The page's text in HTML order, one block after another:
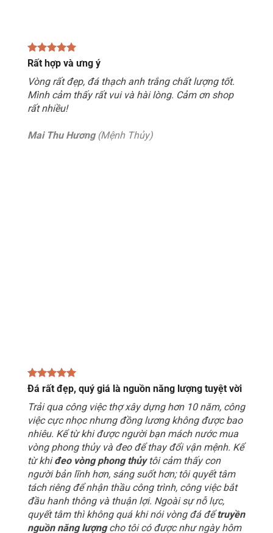
Rất hợp và ưng ý
Vòng rất đẹp, đá thạch anh trắng chất lượng tốt.
Mình cảm thấy rất vui và hài lòng. Cảm ơn shop
rất nhiều!
Mai Thu Hương(Mệnh Thủy)
Đá rất đẹp, quý giá là nguồn năng lượng tuyệt vời
Trải qua công việc thợ xây dựng hơn 10 năm, công
việc cực nhọc nhưng đồng lương không được bao
nhiêu. Kể từ khi được người bạn mách nước mua
vòng phong thủy và đeo để thay đổi vận mệnh. Kể
từ khiđeo vòng phong thủytôi cảm thấy con
người bản lĩnh hơn, sáng suốt hơn; tôi quyết tâm
tách riêng để nhận thầu công trình, công việc bắt
đầu hanh thông và thuận lợi. Ngoài sự nỗ lực,
quyết tâm thì không quá khi nói vòng đá đểtruyền
nguồn năng lượngcho tôi có được như ngày hôm